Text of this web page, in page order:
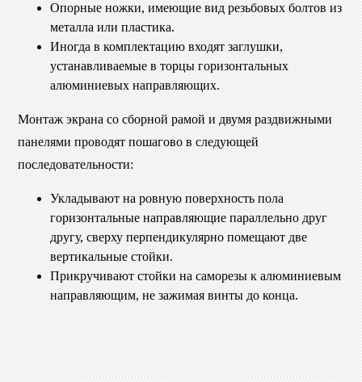
Опорные ножки, имеющие вид резьбовых болтов из
металла или пластика.
Иногда в комплектацию входят заглушки,
устанавливаемые в торцы горизонтальных
алюминиевых направляющих.
Монтаж экрана со сборной рамой и двумя раздвижными
панелями проводят пошагово в следующей
последовательности:
Укладывают на ровную поверхность пола
горизонтальные направляющие параллельно друг
другу, сверху перпендикулярно помещают две
вертикальные стойки.
Прикручивают стойки на саморезы к алюминиевым
направляющим, не зажимая винты до конца.